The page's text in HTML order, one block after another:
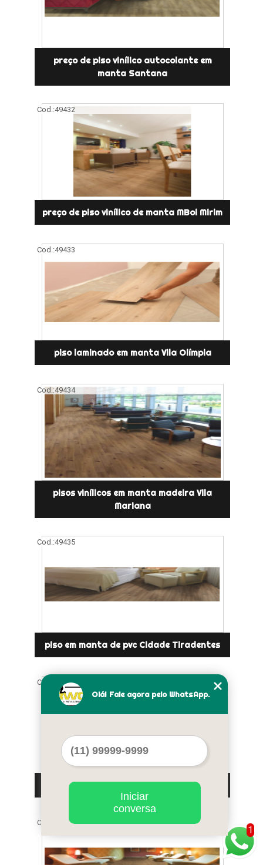
preço de piso vinílico autocolante em
manta Santana
Cod.:49432
preço de piso vinílico de manta MBoi Mirim
Cod.:49433
piso laminado em manta Vila Olímpia
Cod.:49434
pisos vinílicos em manta madeira Vila
Mariana
Cod.:49435
piso em manta de pvc Cidade Tiradentes
Cod.: 49436
piso em manta de borracha Brás
Cod.: 49437
1
Olá! Fale agora pelo WhatsApp.
Iniciar
conversa